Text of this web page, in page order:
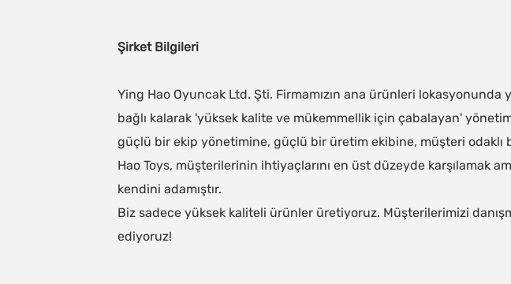
Şirket Bilgileri
Ying Hao Oyuncak Ltd. Şti. Firmamızın ana ürünleri
bağlı kalarak 'yüksek kalite ve mükemmellik için çabalayan'
güçlü bir ekip yönetimine, güçlü bir üretim ekibine, müşteri odaklı
Hao Toys, müşterilerinin ihtiyaçlarını en üst düzeyde karşılamak
kendini adamıştır.
Biz sadece yüksek kaliteli ürünler üretiyoruz. Müşterilerimizi
ediyoruz!